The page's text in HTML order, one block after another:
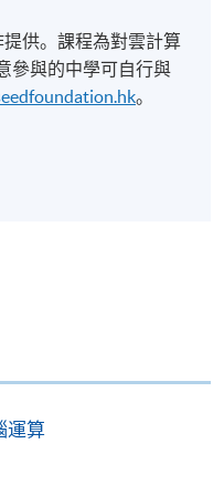
業的同學（出席率達
合格成績）。
提供。課程為對雲計算
參與的中學可自行與
。
運算